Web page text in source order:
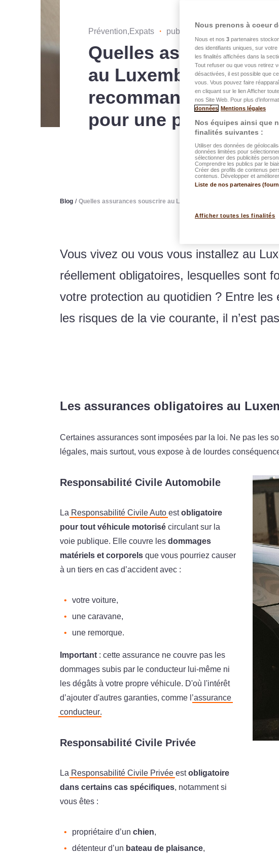
Prévention,Expats ・ publié le 14.09.2025
Quelles assurances
au Luxembourg ?
recommandations et
pour une protection
Blog / Quelles assurances souscrire au Luxembourg ? Obligations,
Vous vivez ou vous vous installez au
réellement obligatoires, lesquelles sont
votre protection au quotidien ? Entre
les risques de la vie courante, il n’est
Les assurances obligatoires au
Certaines assurances sont imposées par la loi. Ne pas les
légales, mais surtout, vous expose à de lourdes
Responsabilité Civile Automobile
La Responsabilité Civile Auto estobligatoire
pour tout véhicule motorisé circulant sur la
voie publique. Elle couvre les dommages
matériels et corporels que vous pourriez causer
à un tiers en cas d’accident avec :
votre voiture,
une caravane,
une remorque.
Important : cette assurance ne couvre pas les
dommages subis par le conducteur lui-même ni
les dégâts à votre propre véhicule. D'où l'intérêt
d’ajouter d'autres garanties, comme l’assurance
conducteur.
Responsabilité Civile Privée
La Responsabilité Civile Privée estobligatoire
dans certains cas spécifiques, notamment si
vous êtes :
propriétaire d’un chien,
détenteur d’un bateau de plaisance,
Nous prenons à coeur
Nous et nos 3 partenaires
des identifiants uniques, sur
les finalités affichées dans la
Tout refuser ou que vous retirez
désactivées, il est possible que
vous. Vous pouvez faire
en cliquant sur le lien Afficher
nos Site Web. Pour plus
données Mentions légales
Nos équipes ainsi que
finalités suivantes :
Utiliser des données de
données limitées pour
sélectionner des publicités
Comprendre les publics par le
Créer des profils de contenus
contenus. Développer et
Liste de nos partenaires
Afficher toutes les finalités